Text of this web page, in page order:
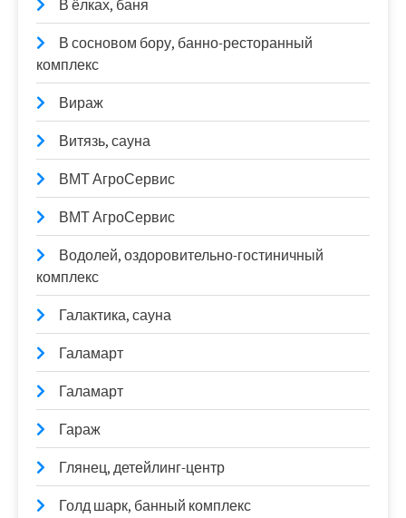
В ёлках, баня
В сосновом бору, банно-ресторанный
комплекс
Вираж
Витязь, сауна
ВМТ АгроСервис
ВМТ АгроСервис
Водолей, оздоровительно-гостиничный
комплекс
Галактика, сауна
Галамарт
Галамарт
Гараж
Глянец, детейлинг-центр
Голд шарк, банный комплекс